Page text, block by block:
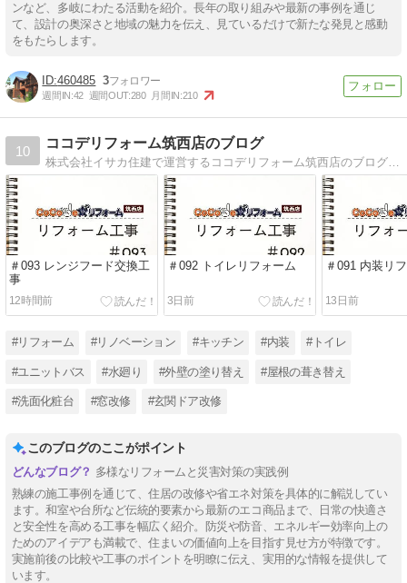
ンなど、多岐にわたる活動を紹介。長年の取り組みや最新の事例を通じ
て、設計の奥深さと地域の魅力を伝え、見ているだけで新たな発見と感動
をもたらします。
460485 3
週間IN:42 週間OUT:280 月間IN:210
10
ココデリフォーム筑西店のブログ
株式会社イサカ住建で運営するココデリフォーム筑西店のブログです。リフォーム現場の様子や日々の出来事の他、イベントのご案内や助成金などのお得な情報もアップしています。
＃093 レンジフード交換工
事
12時間前
＃092 トイレリフォーム
3日前
＃091 内装リ
13日前
#リフォーム #リノベーション #キッチン #内装 #トイレ
#ユニットバス #水廻り #外壁の塗り替え #屋根の葺き替え
#洗面化粧台 #窓改修 #玄関ドア改修
このブログのここがポイント
多様なリフォームと災害対策の実践例
熟練の施工事例を通じて、住居の改修や省エネ対策を具体的に解説してい
ます。和室や台所など伝統的要素から最新のエコ商品まで、日常の快適さ
と安全性を高める工事を幅広く紹介。防災や防音、エネルギー効率向上の
ためのアイデアも満載で、住まいの価値向上を目指す見せ方が特徴です。
実施前後の比較や工事のポイントを明瞭に伝え、実用的な情報を提供して
います。